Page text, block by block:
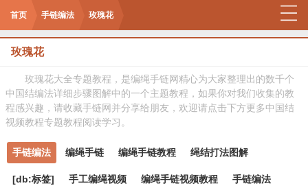
首页 手链编法 玫瑰花
玫瑰花
玫瑰花大全专题教程，是编绳手链网精心为大家整理出的数千个
中国结编法详细步骤图解中的一个主题教程，如果你对我们收集的教
程感兴趣，请收藏手链网并分享给朋友，欢迎请点击下方更多中国结
视频教程专题教程阅读学习。
手链编法 编绳手链 编绳手链教程 绳结打法图解
[db:标签] 手工编绳视频 编绳手链视频教程 手链编法